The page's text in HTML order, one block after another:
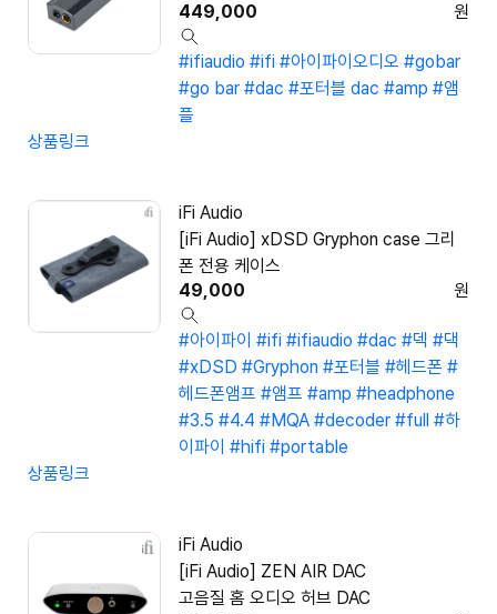
449,000
원
#ifiaudio #ifi #아이파이오디오 #gobar
#go bar #dac #포터블 dac #amp #앰
플
상품링크
iFi Audio
[iFi Audio] xDSD Gryphon case 그리
폰 전용 케이스
49,000
원
#아이파이 #ifi #ifiaudio #dac #덱 #댁
#xDSD #Gryphon #포터블 #헤드폰 #
헤드폰앰프 #앰프 #amp #headphone
#3.5 #4.4 #MQA #decoder #full #하
이파이 #hifi #portable
상품링크
iFi Audio
[iFi Audio] ZEN AIR DAC
고음질 홈 오디오 허브 DAC